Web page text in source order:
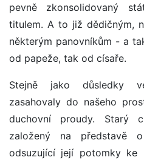
pevně zkonsolidovaný
titulem. A to již dědičným,
některým panovníkům - a
od papeže, tak od císaře.
Stejně jako důsledky
zasahovaly do našeho
duchovní proudy. Starý
založený na představě
odsuzující její potomky ke